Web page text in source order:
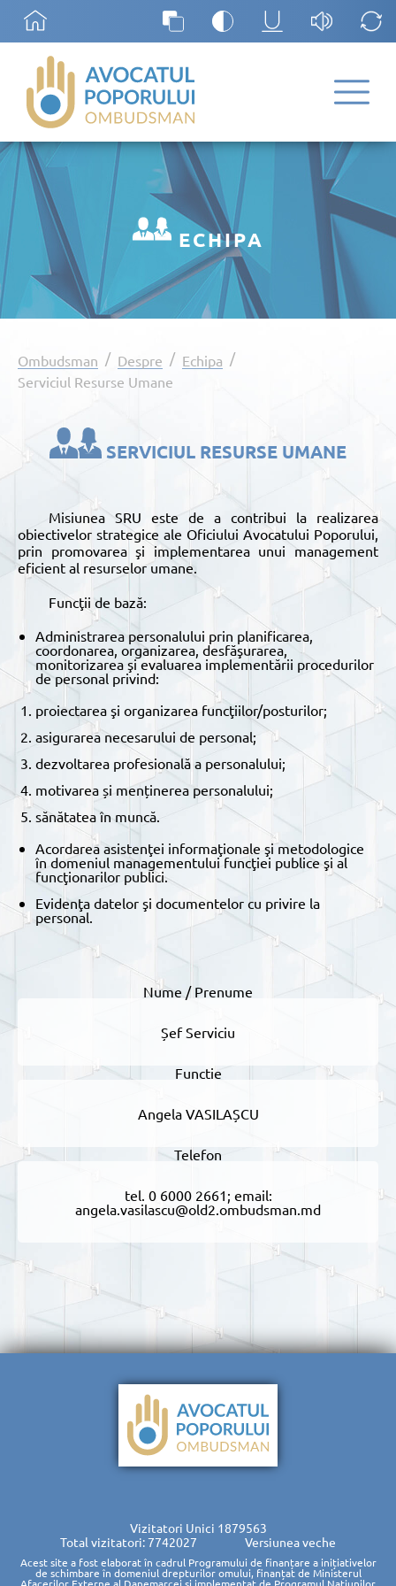
ECHIPA
Ombudsman / Despre / Echipa /
Serviciul Resurse Umane
SERVICIUL RESURSE UMANE
Misiunea SRU este de a contribui la realizarea
obiectivelor strategice ale Oficiului Avocatului Poporului,
prin promovarea şi implementarea unui management
eficient al resurselor umane.
Funcţii de bază:
Administrarea personalului prin planificarea,
coordonarea, organizarea, desfăşurarea,
monitorizarea şi evaluarea implementării procedurilor
de personal privind:
proiectarea şi organizarea funcţiilor/posturilor;
asigurarea necesarului de personal;
dezvoltarea profesională a personalului;
motivarea și menținerea personalului;
sănătatea în muncă.
Acordarea asistenţei informaţionale şi metodologice
în domeniul managementului funcţiei publice şi al
funcţionarilor publici.
Evidenţa datelor şi documentelor cu privire la
personal.
Șef Serviciu
Angela VASILAȘCU
tel. 0 6000 2661; email:
angela.vasilascu@old2.ombudsman.md
Vizitatori Unici 1879563
Total vizitatori: 7742027
Versiunea veche
Acest site a fost elaborat în cadrul Programului de finanțare a inițiativelor
de schimbare în domeniul drepturilor omului, finanțat de Ministerul